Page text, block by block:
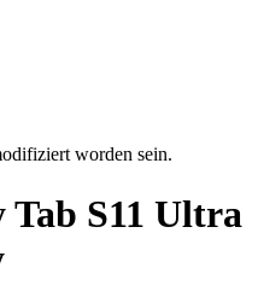
worden sein.
Tab S11 Ultra